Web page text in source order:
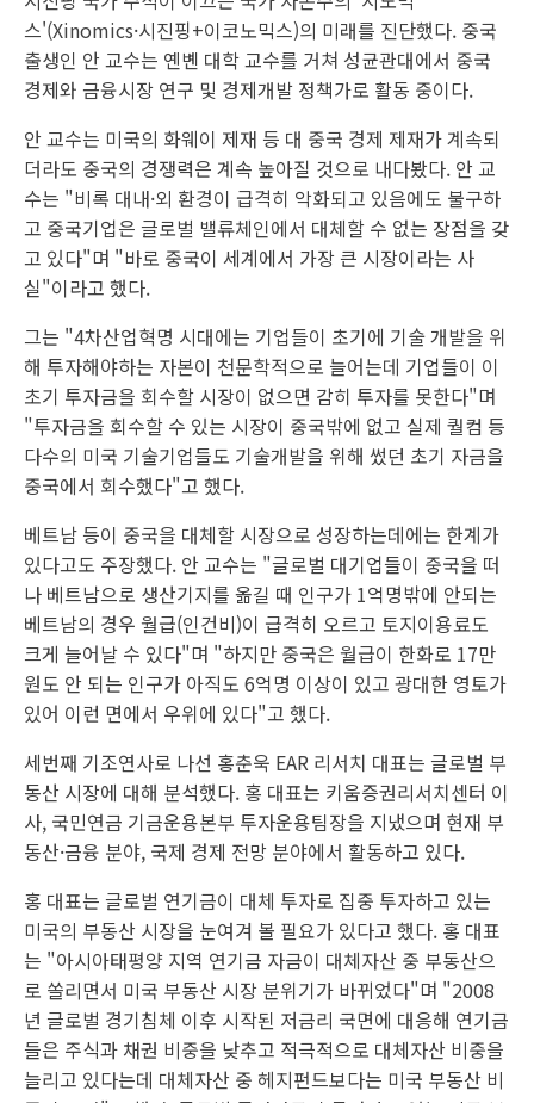
스'(Xinomics·시진핑+이코노믹스)의 미래를 진단했다. 중국
출생인 안 교수는 옌볜 대학 교수를 거쳐 성균관대에서 중국
경제와 금융시장 연구 및 경제개발 정책가로 활동 중이다.
안 교수는 미국의 화웨이 제재 등 대 중국 경제 제재가 계속되
더라도 중국의 경쟁력은 계속 높아질 것으로 내다봤다. 안 교
수는 "비록 대내·외 환경이 급격히 악화되고 있음에도 불구하
고 중국기업은 글로벌 밸류체인에서 대체할 수 없는 장점을 갖
고 있다"며 "바로 중국이 세계에서 가장 큰 시장이라는 사
실"이라고 했다.
그는 "4차산업혁명 시대에는 기업들이 초기에 기술 개발을 위
해 투자해야하는 자본이 천문학적으로 늘어는데 기업들이 이
초기 투자금을 회수할 시장이 없으면 감히 투자를 못한다"며
"투자금을 회수할 수 있는 시장이 중국밖에 없고 실제 퀄컴 등
다수의 미국 기술기업들도 기술개발을 위해 썼던 초기 자금을
중국에서 회수했다"고 했다.
베트남 등이 중국을 대체할 시장으로 성장하는데에는 한계가
있다고도 주장했다. 안 교수는 "글로벌 대기업들이 중국을 떠
나 베트남으로 생산기지를 옮길 때 인구가 1억명밖에 안되는
베트남의 경우 월급(인건비)이 급격히 오르고 토지이용료도
크게 늘어날 수 있다"며 "하지만 중국은 월급이 한화로 17만
원도 안 되는 인구가 아직도 6억명 이상이 있고 광대한 영토가
있어 이런 면에서 우위에 있다"고 했다.
세번째 기조연사로 나선 홍춘욱 EAR 리서치 대표는 글로벌 부
동산 시장에 대해 분석했다. 홍 대표는 키움증권리서치센터 이
사, 국민연금 기금운용본부 투자운용팀장을 지냈으며 현재 부
동산·금융 분야, 국제 경제 전망 분야에서 활동하고 있다.
홍 대표는 글로벌 연기금이 대체 투자로 집중 투자하고 있는
미국의 부동산 시장을 눈여겨 볼 필요가 있다고 했다. 홍 대표
는 "아시아태평양 지역 연기금 자금이 대체자산 중 부동산으
로 쏠리면서 미국 부동산 시장 분위기가 바뀌었다"며 "2008
년 글로벌 경기침체 이후 시작된 저금리 국면에 대응해 연기금
들은 주식과 채권 비중을 낮추고 적극적으로 대체자산 비중을
늘리고 있다는데 대체자산 중 헤지펀드보다는 미국 부동산 비